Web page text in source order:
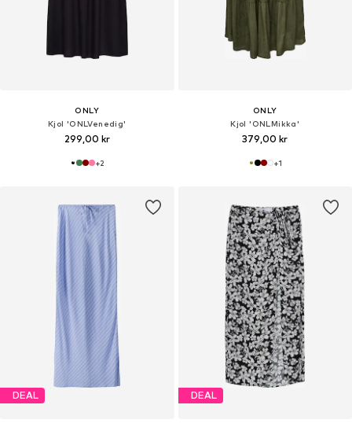
ONLY
Kjol 'ONLVenedig'
299,00 kr
+2
ONLY
Kjol 'ONLMikka'
379,00 kr
+1
DEAL DEAL